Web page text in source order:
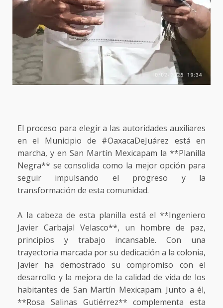
El proceso para elegir a las autoridades auxiliares
en el Municipio de #OaxacaDeJuárez está en
marcha, y en San Martín Mexicapam la **Planilla
Negra** se consolida como la mejor opción para
seguir impulsando el progreso y la
transformación de esta comunidad.
A la cabeza de esta planilla está el **Ingeniero
Javier Carbajal Velasco**, un hombre de paz,
principios y trabajo incansable. Con una
trayectoria marcada por su dedicación a la colonia,
Javier ha demostrado su compromiso con el
desarrollo y la mejora de la calidad de vida de los
habitantes de San Martín Mexicapam. Junto a él,
**Rosa Salinas Gutiérrez** complementa esta